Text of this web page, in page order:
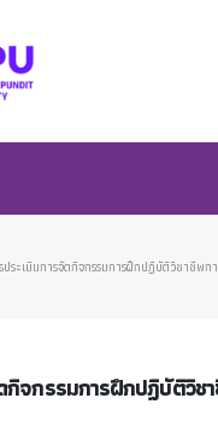
ประเมินการจัดกิจกรรมการฝึกปฏิบัติวิชาชีพก
กิจกรรมการฝึกปฏิบัติวิช